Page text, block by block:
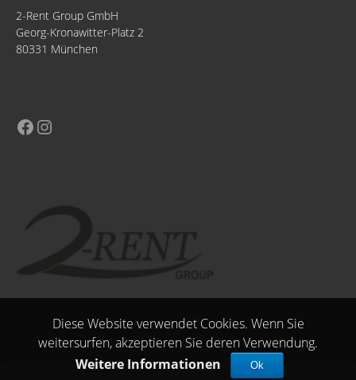
2-Rent Group GmbH
Georg-Kronawitter-Platz 2
80331 München
Diese Website verwendet Cookies. Wenn Sie
weitersurfen, akzeptieren Sie deren Verwendung.
Weitere Informationen
Ok